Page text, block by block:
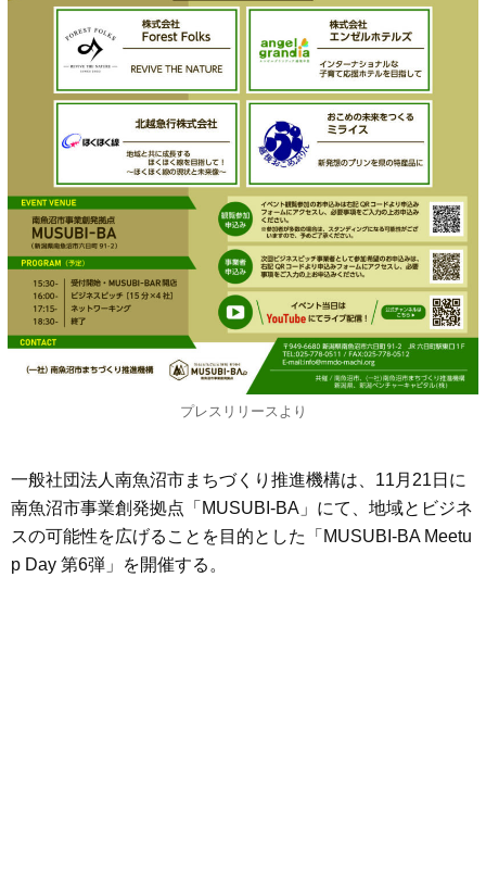
プレスリリースより
一般社団法人南魚沼市まちづくり推進機構は、11月21日に
南魚沼市事業創発拠点「MUSUBI-BA」にて、地域とビジネ
スの可能性を広げることを目的とした「MUSUBI-BA Meetu
p Day 第6弾」を開催する。